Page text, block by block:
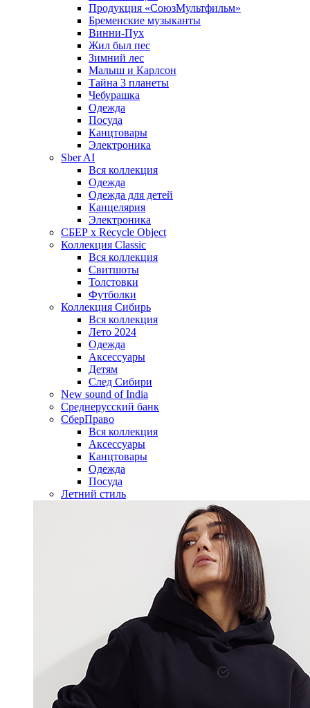
Продукция «СоюзМультфильм»
Бременские музыканты
Винни-Пух
Жил был пес
Зимний лес
Малыш и Карлсон
Тайна 3 планеты
Чебурашка
Одежда
Посуда
Канцтовары
Электроника
Sber AI
Вся коллекция
Одежда
Одежда для детей
Канцелярия
Электроника
СБЕР x Recycle Object
Коллекция Classic
Вся коллекция
Свитшоты
Толстовки
Футболки
Коллекция Сибирь
Вся коллекция
Лето 2024
Одежда
Аксессуары
Детям
След Сибири
New sound of India
Среднерусский банк
СберПраво
Вся коллекция
Аксессуары
Канцтовары
Одежда
Посуда
Летний стиль